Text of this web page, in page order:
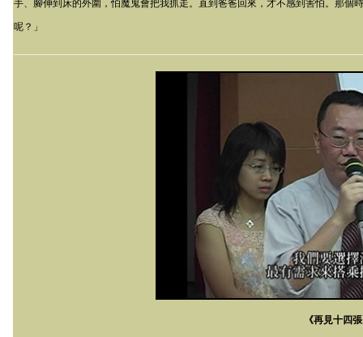
手、腳伸到床的外圍，怕魔鬼會把我抓走。直到爸爸回來，才不感到害怕。那
呢？」
《再見十四